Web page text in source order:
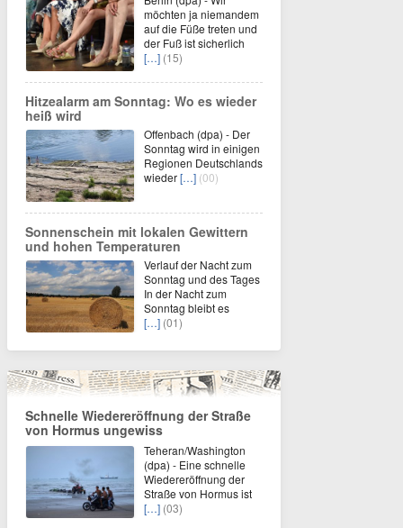
möchten ja niemandem
auf die Füße treten und
der Fuß ist sicherlich
[…] (15)
Hitzealarm am Sonntag: Wo es wieder
heiß wird
Offenbach (dpa) - Der
Sonntag wird in einigen
Regionen Deutschlands
wieder[…] (00)
Sonnenschein mit lokalen Gewittern
und hohen Temperaturen
Verlauf der Nacht zum
Sonntag und des Tages
In der Nacht zum
Sonntag bleibt es
[…] (01)
Schnelle Wiedereröffnung der Straße
von Hormus ungewiss
Teheran/Washington
(dpa) - Eine schnelle
Wiedereröffnung der
Straße von Hormus ist
[…] (03)